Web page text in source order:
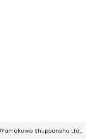
Shuppansha Ltd.,